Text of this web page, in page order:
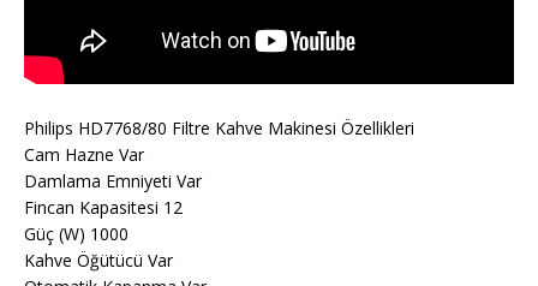
Philips HD7768/80 Filtre Kahve Makinesi Özellikleri
Cam Hazne Var
Damlama Emniyeti Var
Fincan Kapasitesi 12
Güç (W) 1000
Kahve Öğütücü Var